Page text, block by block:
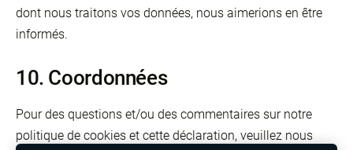
dont nous traitons vos données, nous aimerions en être
informés.
10. Coordonnées
Pour des questions et/ou des commentaires sur notre
politique de cookies et cette déclaration, veuillez nous